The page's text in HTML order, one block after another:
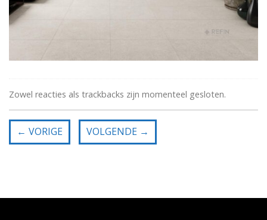
Zowel reacties als trackbacks zijn momenteel gesloten.
← VORIGE VOLGENDE →